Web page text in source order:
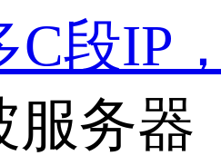
C段IP
服务器